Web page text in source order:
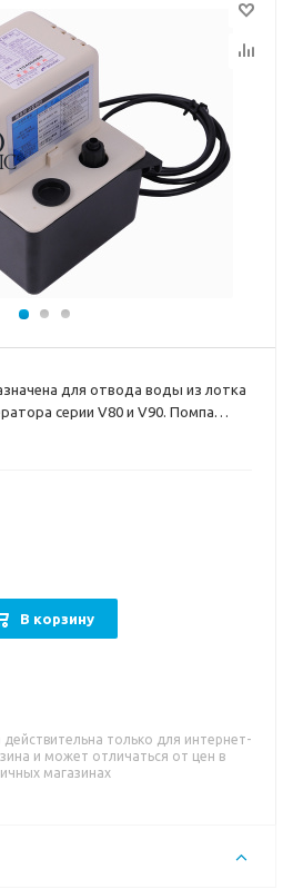
для отвода воды из лотка
серии V80 и V90. Помпа
находится выше уровня или на
В корзину
действительна только для интернет-
и может отличаться от цен в
магазинах